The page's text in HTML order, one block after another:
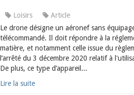
Loisirs
Article
Le drone désigne un aéronef sans
télécommandé. Il doit répondre à la
matière, et notamment celle issue du
l’arrêté du 3 décembre 2020 relatif à
De plus, ce type d’appareil...
Lire la suite